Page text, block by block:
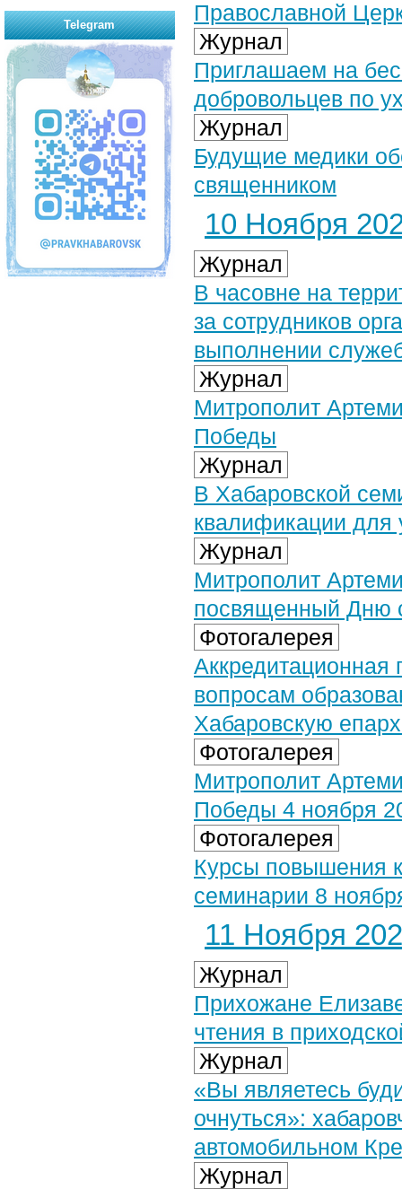
Православной
Журнал
Приглашаем на
добровольцев по
Журнал
Будущие медики
священником
10 Ноября
Журнал
В часовне на
за сотрудников
выполнении
Журнал
Митрополит
Победы
Журнал
В Хабаровской
квалификации для
Журнал
Митрополит
посвященный Дню
Фотогалерея
Аккредитационная
вопросам
Хабаровскую
Фотогалерея
Митрополит
Победы 4 ноября
Фотогалерея
Курсы повышения
семинарии 8
11 Ноября
Журнал
Прихожане
чтения в
Журнал
«Вы являетесь
очнуться»:
автомобильном
Журнал
Telegram